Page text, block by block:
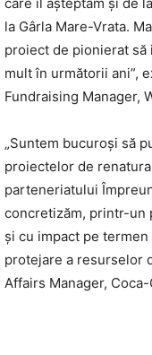
la Gârla Mare-Vrata.
proiect de pionierat să
mult în următorii ani”,
Fundraising Manager,
„Suntem bucuroși să
proiectelor de
parteneriatului
concretizăm, printr-un
și cu impact pe
protejare a resurselor
Affairs Manager,